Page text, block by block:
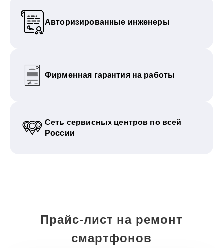
Авторизированные инженеры
Фирменная гарантия на работы
Сеть сервисных центров по всей
России
Прайс-лист на ремонт
смартфонов